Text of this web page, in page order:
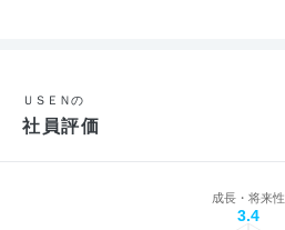
ＵＳＥＮの
社員評価
成長・将来性
3.4